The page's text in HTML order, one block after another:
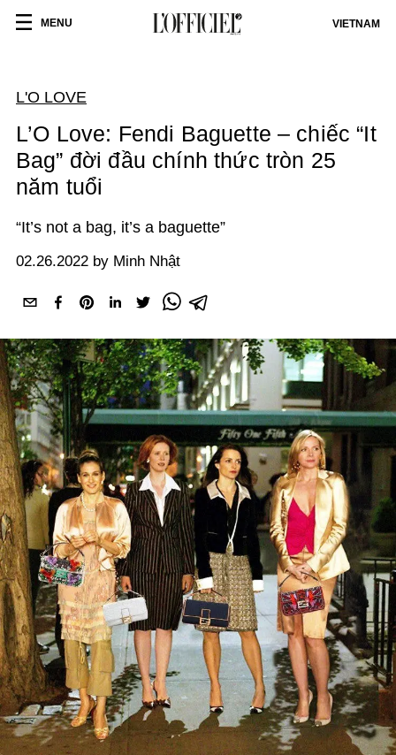
MENU VIETNAM
L'O LOVE
L’O Love: Fendi Baguette – chiếc “It
Bag” đời đầu chính thức tròn 25
năm tuổi
“It’s not a bag, it’s a baguette”
02.26.2022 by Minh Nhật